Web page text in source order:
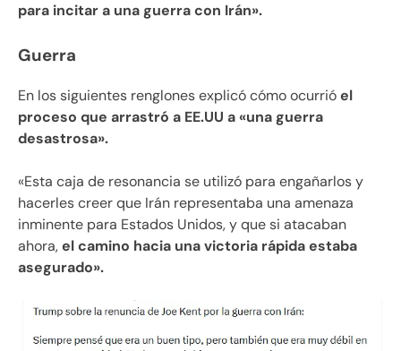
para incitar a una guerra con Irán».
Guerra
En los siguientes renglones explicó cómo ocurrióel
proceso que arrastró a EE.UU a «una guerra
desastrosa».
«Esta caja de resonancia se utilizó para engañarlos y
hacerles creer que Irán representaba una amenaza
inminente para Estados Unidos, y que si atacaban
ahora,el camino hacia una victoria rápida estaba
asegurado».